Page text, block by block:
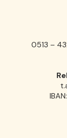
0513 –